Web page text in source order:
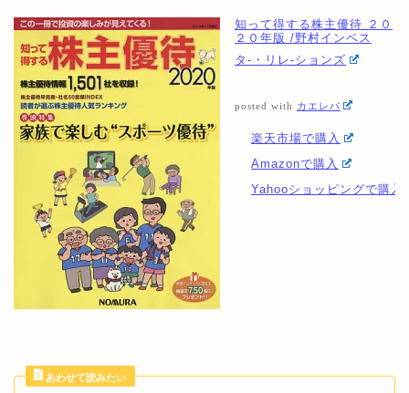
知って得する株主優待 ２０
２０年版 /野村インベス
タ-・リレ-ションズ
posted with カエレバ
楽天市場で購入
Amazonで購入
Yahooショッピングで購入